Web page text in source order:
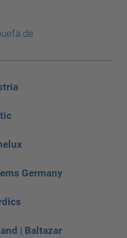
Germany
| Baltazar